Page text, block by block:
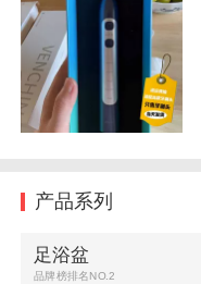
产品系列
足浴盆
品牌榜排名NO.2